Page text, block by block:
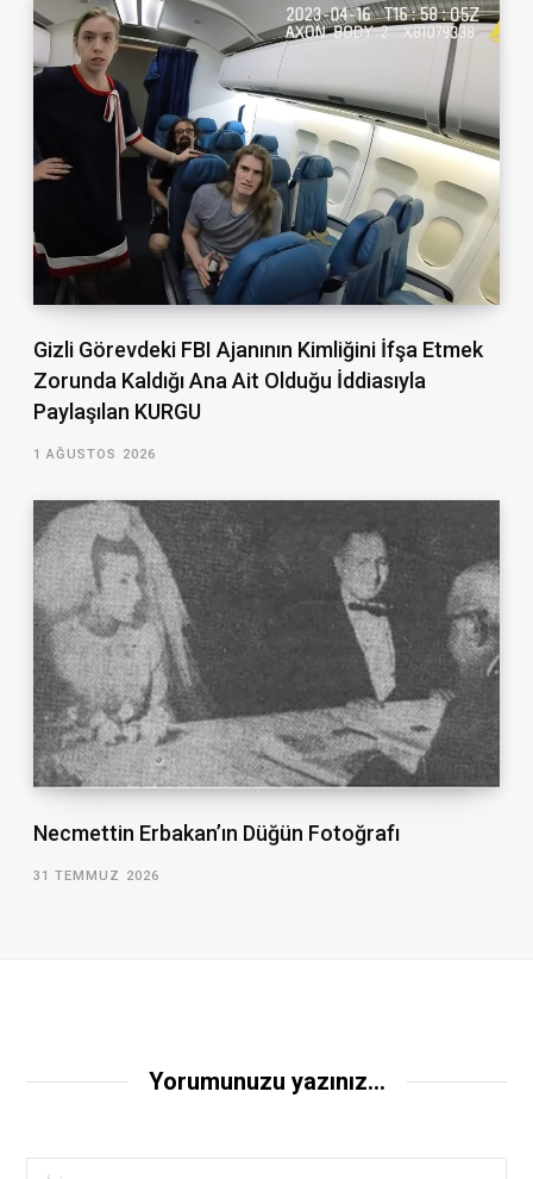
Gizli Görevdeki FBI Ajanının Kimliğini İfşa Etmek
Zorunda Kaldığı Ana Ait Olduğu İddiasıyla
Paylaşılan KURGU
1 AĞUSTOS 2026
Necmettin Erbakan’ın Düğün Fotoğrafı
31 TEMMUZ 2026
Yorumunuzu yazınız...